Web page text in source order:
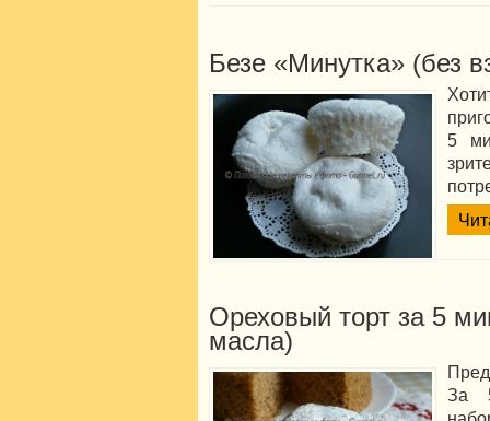
Безе «Минутка» (без
5
Ореховый торт за 5
масла)
За